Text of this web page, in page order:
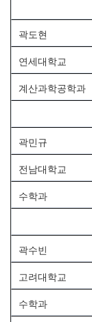
곽도현
연세대학교
계산과학공학과
곽민규
전남대학교
수학과
곽수빈
고려대학교
수학과